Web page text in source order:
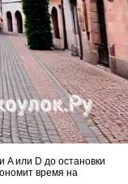
A или D до остановки
время на